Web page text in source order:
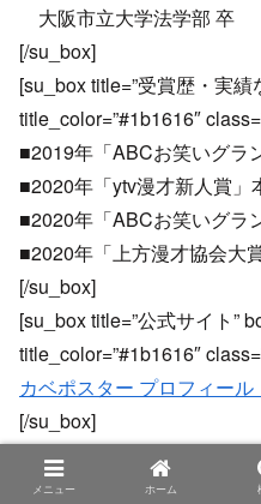
大阪市立大学法学部 卒
[/su_box]
[su_box title=”受賞歴・実績
title_color=”#1b1616″
■2019年「ABCお笑いグラ
■2020年「ytv漫才新人賞」
■2020年「ABCお笑いグラ
■2020年「上方漫才協会大
[/su_box]
[su_box title=”公式サイト”
title_color=”#1b1616″
カベポスター プロフィー
[/su_box]
[/su_column][/su_row]
メニュー ホーム